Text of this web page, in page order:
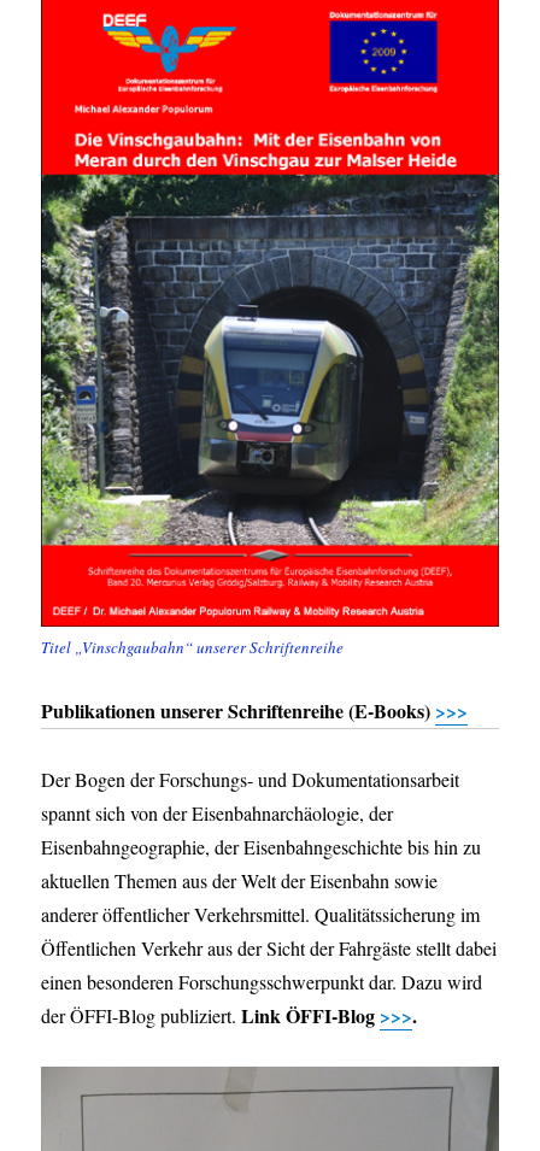
Titel „Vinschgaubahn“ unserer Schriftenreihe
Publikationen unserer Schriftenreihe (E-Books) >>>
Der Bogen der Forschungs- und Dokumentationsarbeit
spannt sich von der Eisenbahnarchäologie, der
Eisenbahngeographie, der Eisenbahngeschichte bis hin zu
aktuellen Themen aus der Welt der Eisenbahn sowie
anderer öffentlicher Verkehrsmittel. Qualitätssicherung im
Öffentlichen Verkehr aus der Sicht der Fahrgäste stellt dabei
einen besonderen Forschungsschwerpunkt dar. Dazu wird
der ÖFFI-Blog publiziert.Link ÖFFI-Blog >>>.